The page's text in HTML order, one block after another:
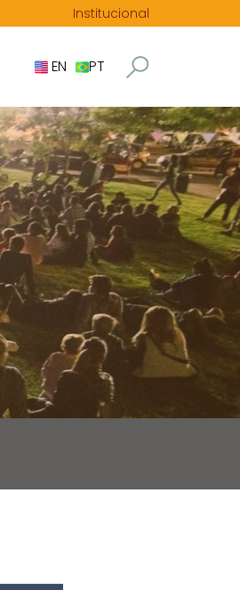
Institucional
EN PT